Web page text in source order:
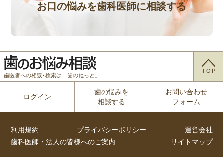
お口の悩みを歯科医師に相談する
歯医者への相談･検索は「歯のねっと」
TOP
ログイン
歯の悩みを
相談する
お問い合わせ
フォーム
利用規約 プライバシーポリシー
運営会社
歯科医師・法人の皆様へのご案内
サイトマップ